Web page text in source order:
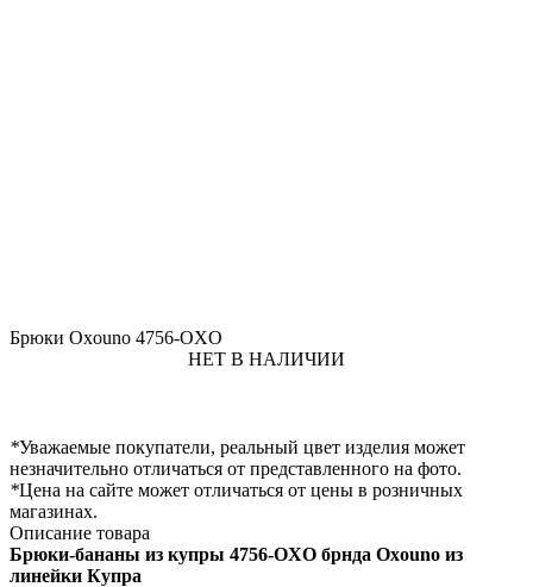
Брюки Oxouno 4756-OXO
НЕТ В НАЛИЧИИ
*Уважаемые покупатели, реальный цвет изделия может
незначительно отличаться от представленного на фото.
*Цена на сайте может отличаться от цены в розничных
магазинах.
Описание товара
Брюки-бананы из купры 4756-OXO брнда Oxouno из
линейки Купра